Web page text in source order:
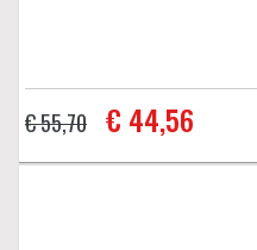
€ 55,70 € 44,56